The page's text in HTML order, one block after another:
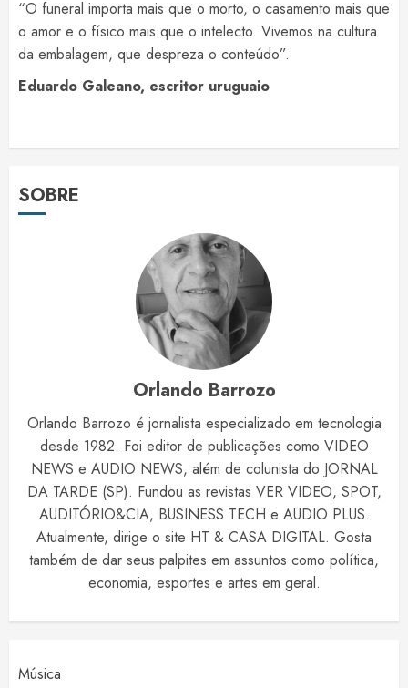
“O funeral importa mais que o morto, o casamento mais que
o amor e o físico mais que o intelecto. Vivemos na cultura
da embalagem, que despreza o conteúdo”.
Eduardo Galeano, escritor uruguaio
SOBRE
Orlando Barrozo
Orlando Barrozo é jornalista especializado em tecnologia
desde 1982. Foi editor de publicações como VIDEO
NEWS e AUDIO NEWS, além de colunista do JORNAL
DA TARDE (SP). Fundou as revistas VER VIDEO, SPOT,
AUDITÓRIO&CIA, BUSINESS TECH e AUDIO PLUS.
Atualmente, dirige o site HT & CASA DIGITAL. Gosta
também de dar seus palpites em assuntos como política,
economia, esportes e artes em geral.
Música